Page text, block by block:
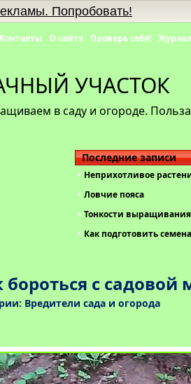
УЧАСТОК
в саду и огороде.
Контакты О сайте Проверь себя! Журнал
Последние записи
Неприхотливое
Ловчие пояса
Тонкости выращивания
Как подготовить
бороться с садовой
Вредители сада и огорода
Попробовать!